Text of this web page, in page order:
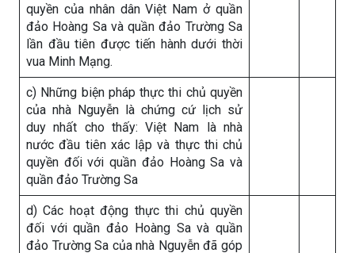
quyền của nhân dân Việt Nam ở quần
đảo Hoàng Sa và quần đảo Trường Sa
lần đầu tiên được tiến hành dưới thời
vua Minh Mạng.
c) Những biện pháp thực thi chủ quyền
của nhà Nguyễn là chứng cứ lịch sử
duy nhất cho thấy: Việt Nam là nhà
nước đầu tiên xác lập và thực thi chủ
quyền đối với quần đảo Hoàng Sa và
quần đảo Trường Sa
d) Các hoạt động thực thi chủ quyền
đối với quần đảo Hoàng Sa và quần
đảo Trường Sa của nhà Nguyễn đã góp